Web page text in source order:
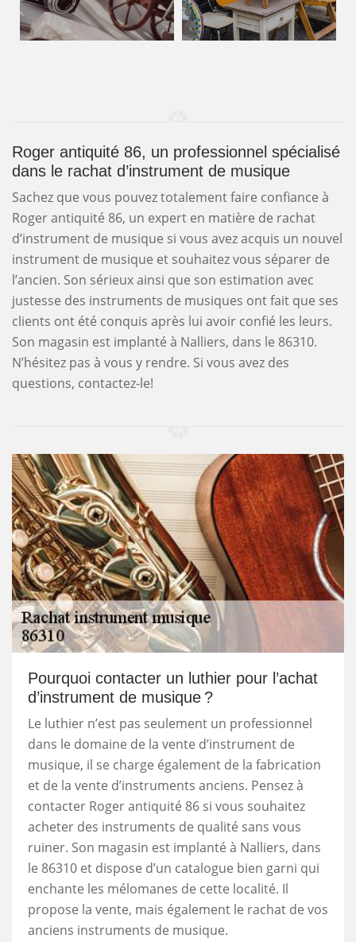
Roger antiquité 86, un professionnel spécialisé
dans le rachat d’instrument de musique
Sachez que vous pouvez totalement faire confiance à
Roger antiquité 86, un expert en matière de rachat
d’instrument de musique si vous avez acquis un nouvel
instrument de musique et souhaitez vous séparer de
l’ancien. Son sérieux ainsi que son estimation avec
justesse des instruments de musiques ont fait que ses
clients ont été conquis après lui avoir confié les leurs.
Son magasin est implanté à Nalliers, dans le 86310.
N’hésitez pas à vous y rendre. Si vous avez des
questions, contactez-le!
Pourquoi contacter un luthier pour l’achat
d’instrument de musique ?
Le luthier n’est pas seulement un professionnel
dans le domaine de la vente d’instrument de
musique, il se charge également de la fabrication
et de la vente d’instruments anciens. Pensez à
contacter Roger antiquité 86 si vous souhaitez
acheter des instruments de qualité sans vous
ruiner. Son magasin est implanté à Nalliers, dans
le 86310 et dispose d’un catalogue bien garni qui
enchante les mélomanes de cette localité. Il
propose la vente, mais également le rachat de vos
anciens instruments de musique.